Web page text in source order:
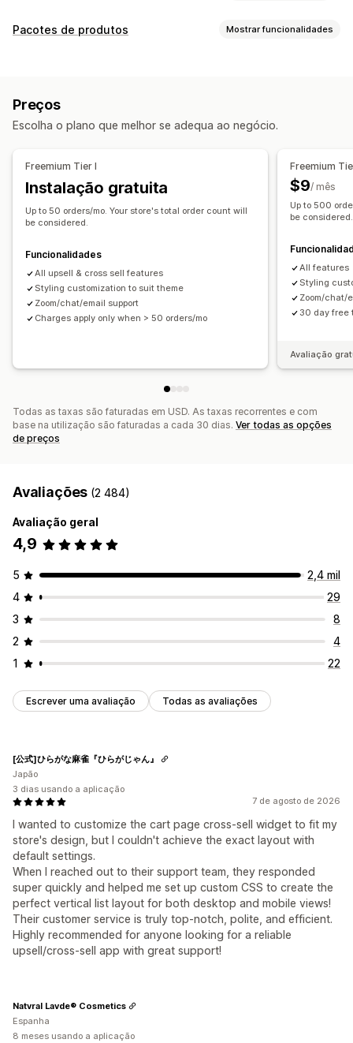
Personalização
Página de agradecimento de venda superior
Suplementos com um clique Painel deslizante do carrinho
Ofertas e recomendações
Recomendações de produtos
Frequentemente comprados em conjunto
Pacotes
Análise de dados
Taxas de cliques Taxas de conversão
Desempenho da recomendação
Pacotes de produtos Mostrar funcionalidades
Pacotes de venda cruzada
Frequentemente comprados em conjunto
Descontos fixos
Envio gratuito
Preços
Escolha o plano que melhor se adequa ao negócio.
Freemium Tier I
Instalação gratuita
Up to 50 orders/mo. Your store's total order count will
be considered.
Funcionalidades
All upsell & cross sell features
Styling customization to suit theme
Zoom/chat/email support
Charges apply only when > 50 orders/mo
Freemium
$9/ mês
Up to 500
be considered.
All features
Styling
Zoom/chat/
30 day free
Avaliação
Todas as taxas são faturadas em USD. As taxas recorrentes e com
base na utilização são faturadas a cada 30 dias. Ver todas as opções
de preços
Avaliações (2 484)
Avaliação geral
4,9
5
2,4 mil
4
29
3
8
2
4
1
22
Escrever uma avaliação Todas as avaliações
7 de agosto de 2026
I wanted to customize the cart page cross-sell widget to fit my
store's design, but I couldn't achieve the exact layout with
default settings.
When I reached out to their support team, they responded
super quickly and helped me set up custom CSS to create the
perfect vertical list layout for both desktop and mobile views!
Their customer service is truly top-notch, polite, and efficient.
Highly recommended for anyone looking for a reliable
upsell/cross-sell app with great support!
[公式]ひらがな麻雀『ひらがじゃん』
Japão
3 dias usando a aplicação
Natvral Lavde® Cosmetics
Espanha
8 meses usando a aplicação